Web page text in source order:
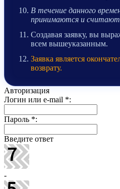
В течение данного
принимаются и
Создавая заявку, вы
всем вышеуказанным.
Заявка является
возврату.
Авторизация
Логин или e-mail *:
Пароль *:
Введите ответ
-